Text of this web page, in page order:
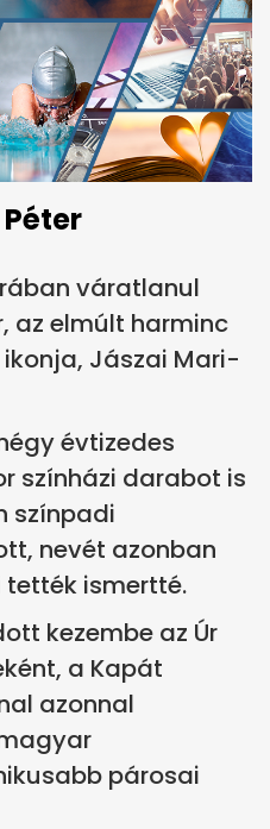
váratlanul
az elmúlt harminc
Jászai Mari-
évtizedes
színházi darabot is
színpadi
nevét azonban
ismertté.
kezembe az Úr
a Kapát
azonnal
párosai